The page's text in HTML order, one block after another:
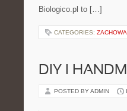
Biologico.pl to […]
CATEGORIES:
DIY I
POSTED BY ADMIN